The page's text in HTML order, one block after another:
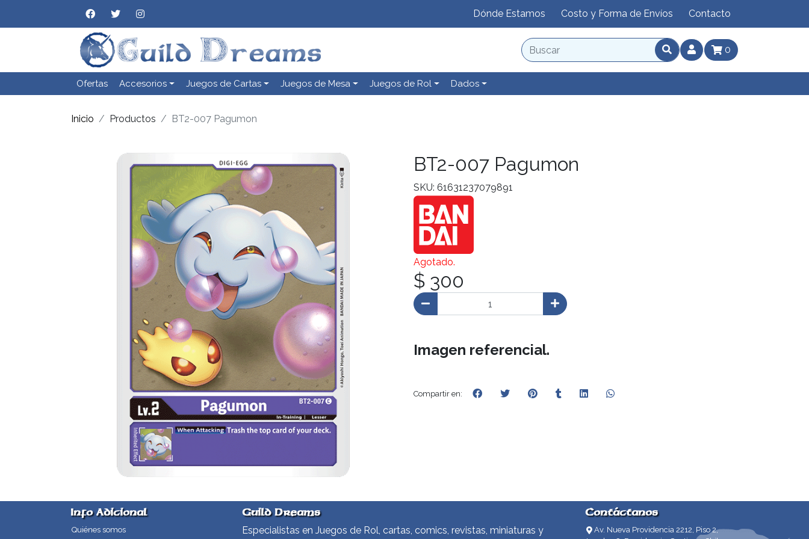
Dónde Estamos Costo y Forma de Envíos Contacto
0
Ofertas Accesorios Juegos de Cartas Juegos de Mesa Juegos de Rol Dados
Inicio Productos BT2-007 Pagumon
BT2-007 Pagumon
SKU: 61631237079891
Agotado.
$ 300
Imagen referencial.
Compartir en:
Info Adicional
Quiénes somos
Guild Dreams
Especialistas en Juegos de Rol, cartas, comics, revistas, miniaturas y
Contáctanos
Av. Nueva Providencia 2212, Piso 2,